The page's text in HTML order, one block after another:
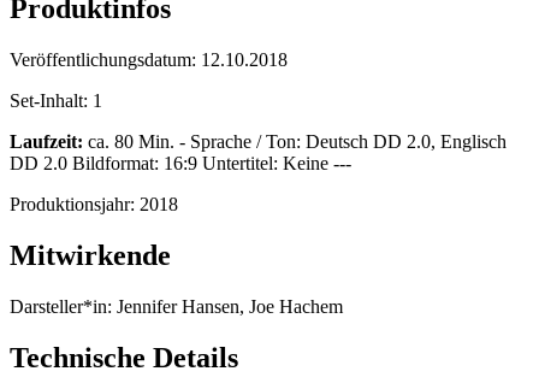
Produktinfos
Veröffentlichungsdatum: 12.10.2018
Set-Inhalt: 1
Laufzeit: ca. 80 Min. - Sprache / Ton: Deutsch DD 2.0, Englisch
DD 2.0 Bildformat: 16:9 Untertitel: Keine ---
Produktionsjahr: 2018
Mitwirkende
Darsteller*in: Jennifer Hansen, Joe Hachem
Technische Details